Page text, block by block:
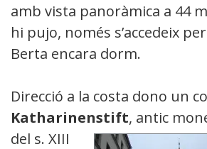
amb vista panoràmica a 44
hi pujo, només s’accedeix
Berta encara dorm.
Direcció a la costa dono un
Katharinenstift, antic
del s. XIII